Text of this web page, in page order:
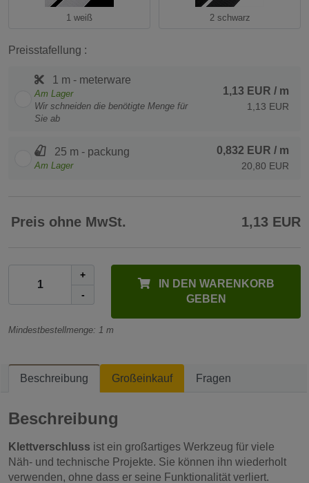
1 weiß 2 schwarz
Preisstafellung :
1 m - meterware
Am Lager
Wir schneiden die benötigte Menge für
Sie ab
1,13 EUR / m
1,13 EUR
25 m - packung
Am Lager
0,832 EUR / m
20,80 EUR
Preis ohne MwSt. 1,13 EUR
+
-
IN DEN WARENKORB
GEBEN
Mindestbestellmenge: 1 m
Beschreibung Großeinkauf Fragen
Beschreibung
Klettverschluss ist ein großartiges Werkzeug für viele
Näh- und technische Projekte. Sie können ihn wiederholt
verwenden, ohne dass er seine Funktionalität verliert.